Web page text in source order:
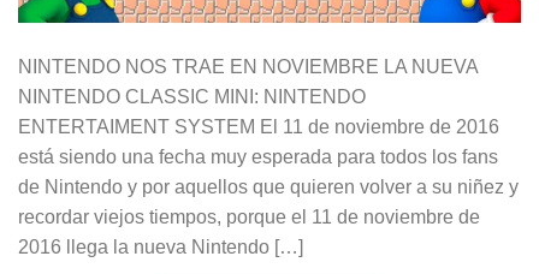
NINTENDO NOS TRAE EN NOVIEMBRE LA NUEVA
NINTENDO CLASSIC MINI: NINTENDO
ENTERTAIMENT SYSTEM El 11 de noviembre de 2016
está siendo una fecha muy esperada para todos los fans
de Nintendo y por aquellos que quieren volver a su niñez y
recordar viejos tiempos, porque el 11 de noviembre de
2016 llega la nueva Nintendo […]